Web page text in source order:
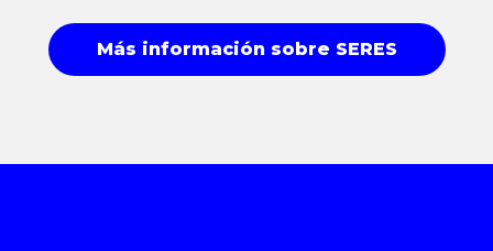
Más información sobre SERES